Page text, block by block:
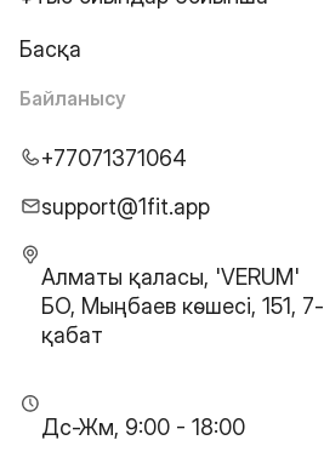
Басқа
Байланысу
+77071371064
support@1fit.app
Алматы қаласы, 'VERUM'
БО, Мыңбаев көшесі, 151, 7-
қабат
Дс-Жм, 9:00 - 18:00